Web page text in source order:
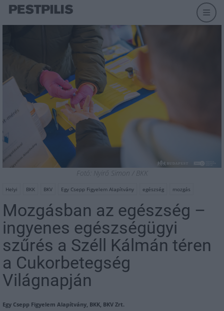
Fotó: Nyirő Simon / BKK
Helyi BKK BKV Egy Csepp Figyelem Alapítvány egészség mozgás
Mozgásban az egészség –
ingyenes egészségügyi
szűrés a Széll Kálmán téren
a Cukorbetegség
Világnapján
Egy Csepp Figyelem Alapítvány, BKK, BKV Zrt.